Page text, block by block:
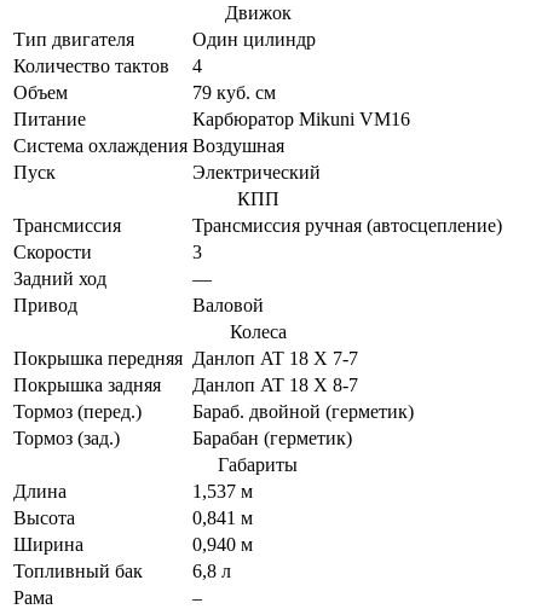
Движок
Тип двигателя
Один цилиндр
Количество тактов
4
Объем
79 куб. см
Питание
Карбюратор Mikuni VM16
Система охлаждения Воздушная
Пуск
Электрический
КПП
Трансмиссия
Трансмиссия ручная (автосцепление)
Скорости
3
Задний ход
—
Привод
Валовой
Колеса
Покрышка передняя Данлоп AT 18 X 7-7
Покрышка задняя
Данлоп AT 18 X 8-7
Тормоз (перед.)
Бараб. двойной (герметик)
Тормоз (зад.)
Барабан (герметик)
Габариты
Длина
1,537 м
Высота
0,841 м
Ширина
0,940 м
Топливный бак
6,8 л
Рама
–